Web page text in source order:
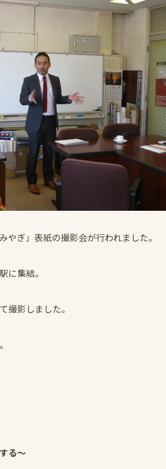
ぎ」表紙の撮影会が行われました。
に集結。
撮影しました。
る～